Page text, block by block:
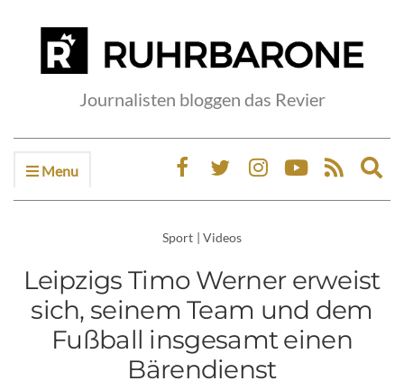
Journalisten bloggen das Revier
Menu
Sport | Videos
Leipzigs Timo Werner erweist
sich, seinem Team und dem
Fußball insgesamt einen
Bärendienst